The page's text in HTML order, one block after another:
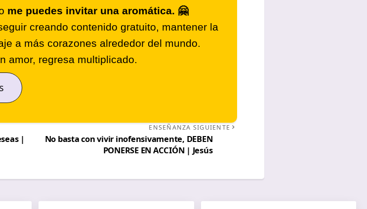
me puedes invitar una aromática. 🤗
creando contenido gratuito, mantener la
a más corazones alrededor del mundo.
amor, regresa multiplicado.
|
ENSEÑANZA SIGUIENTE
No basta con vivir inofensivamente, DEBEN
PONERSE EN ACCIÓN | Jesús